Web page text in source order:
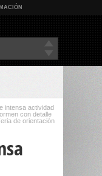
intensa actividad
con detalle
de orientación